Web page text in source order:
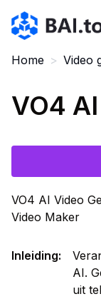
Bai.tools
Home > Video
VO4 AI
VO4 AI Video
Video Maker
Inleiding:
AI.
uit